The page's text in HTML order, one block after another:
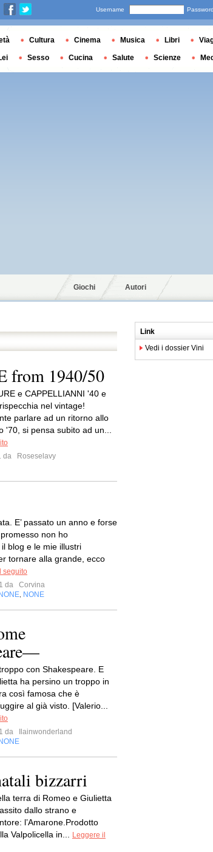
Giochi Autori
from 1940/50
e CAPPELLIANNI '40 e
nel vintage!
parlare ad un ritorno allo
'70, si pensa subito ad un...
da
Roseselavy
E’ passato un anno e forse
non ho
blog e le mie illustri
tornare alla grande, ecco
seguito
da
Corvina
NONE NONE
con Shakespeare. E
ha persino un troppo in
così famosa che è
al già visto. [Valerio...
da
Ilainwonderland
NONE
bizzarri
terra di Romeo e Giulietta
dallo strano e
l’Amarone.Prodotto
Valpolicella in...
Leggere il
Link
Vedi i dossier Vini
Username Password
Cultura Cinema Musica Libri
Sesso Cucina Salute Scienze